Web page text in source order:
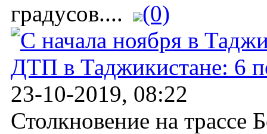
градусов....
(0)
ДТП в Таджикистане: 6
23-10-2019, 08:22
Столкновение на трассе